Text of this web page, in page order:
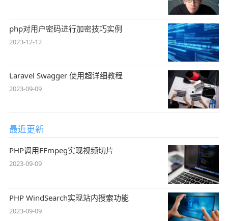
php对用户密码进行加密技巧实例
2023-12-12
Laravel Swagger 使用超详细教程
2023-09-09
最近更新
PHP调用FFmpeg实现视频切片
2023-09-09
PHP WindSearch实现站内搜索功能
2023-09-09